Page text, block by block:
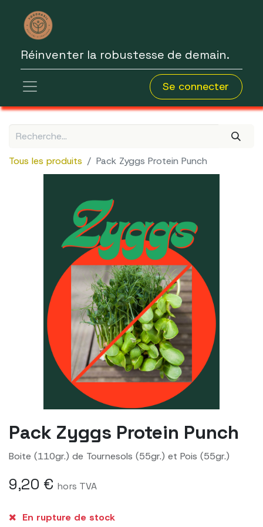
Réinventer la robustesse de demain.
Se connecter
Tous les produits Pack Zyggs Protein Punch
Pack Zyggs Protein Punch
Boite (110gr.) de Tournesols (55gr.) et Pois (55gr.)
9,20 € hors TVA
En rupture de stock